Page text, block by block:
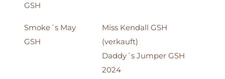
GSH
Smoke´s May
GSH
Miss Kendall GSH
(verkauft)
Daddy´s Jumper GSH
2024